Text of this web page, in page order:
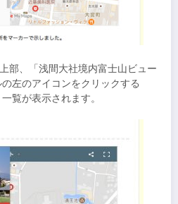
部、「浅間大社境内富士山ビュー
左のアイコンをクリックする
覧が表示されます。